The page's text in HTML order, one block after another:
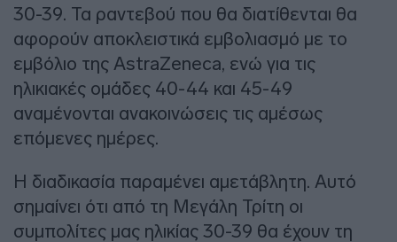
30-39. Τα ραντεβού που θα διατίθενται θα
αφορούν αποκλειστικά εμβολιασμό με το
εμβόλιο της AstraZeneca, ενώ για τις
ηλικιακές ομάδες 40-44 και 45-49
αναμένονται ανακοινώσεις τις αμέσως
επόμενες ημέρες.
Η διαδικασία παραμένει αμετάβλητη. Αυτό
σημαίνει ότι από τη Μεγάλη Τρίτη οι
συμπολίτες μας ηλικίας 30-39 θα έχουν τη